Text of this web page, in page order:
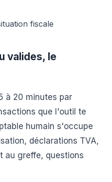
fiscale
valides, le
à 20 minutes par
que l'outil te
humain s'occupe
déclarations TVA,
au greffe, questions